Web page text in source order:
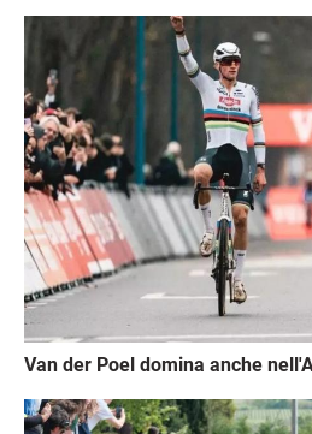
Van der Poel domina anche
Immagine